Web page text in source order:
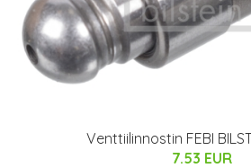
Venttiilinnostin FEBI
7.53 EUR